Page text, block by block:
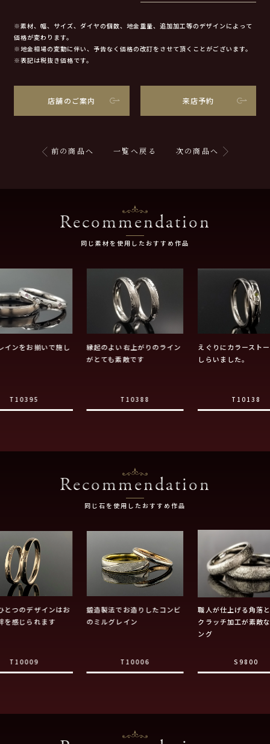
※素材、幅、サイズ、ダイヤの個数、地金重量、追加加工等のデザインによって
価格が変わります。
※地金相場の変動に伴い、予告なく価格の改訂をさせて頂くことがございます。
※表記は税抜き価格です。
店舗のご案内 来店予約
前の商品へ 一覧へ戻る 次の商品へ
Recommendation
同じ素材を使用したおすすめ作品
インをお揃いで施し
T10395
縁起のよい右上がりのライン
がとても素敵です
T10388
えぐりにカラースト
しらいました。
T10138
Recommendation
同じ石を使用したおすすめ作品
とつのデザインはお
を感じられます
T10009
鍛造製法でお造りしたコンビ
のミルグレイン
T10006
職人が仕上げる角落
クラッチ加工が素敵
ング
S9800